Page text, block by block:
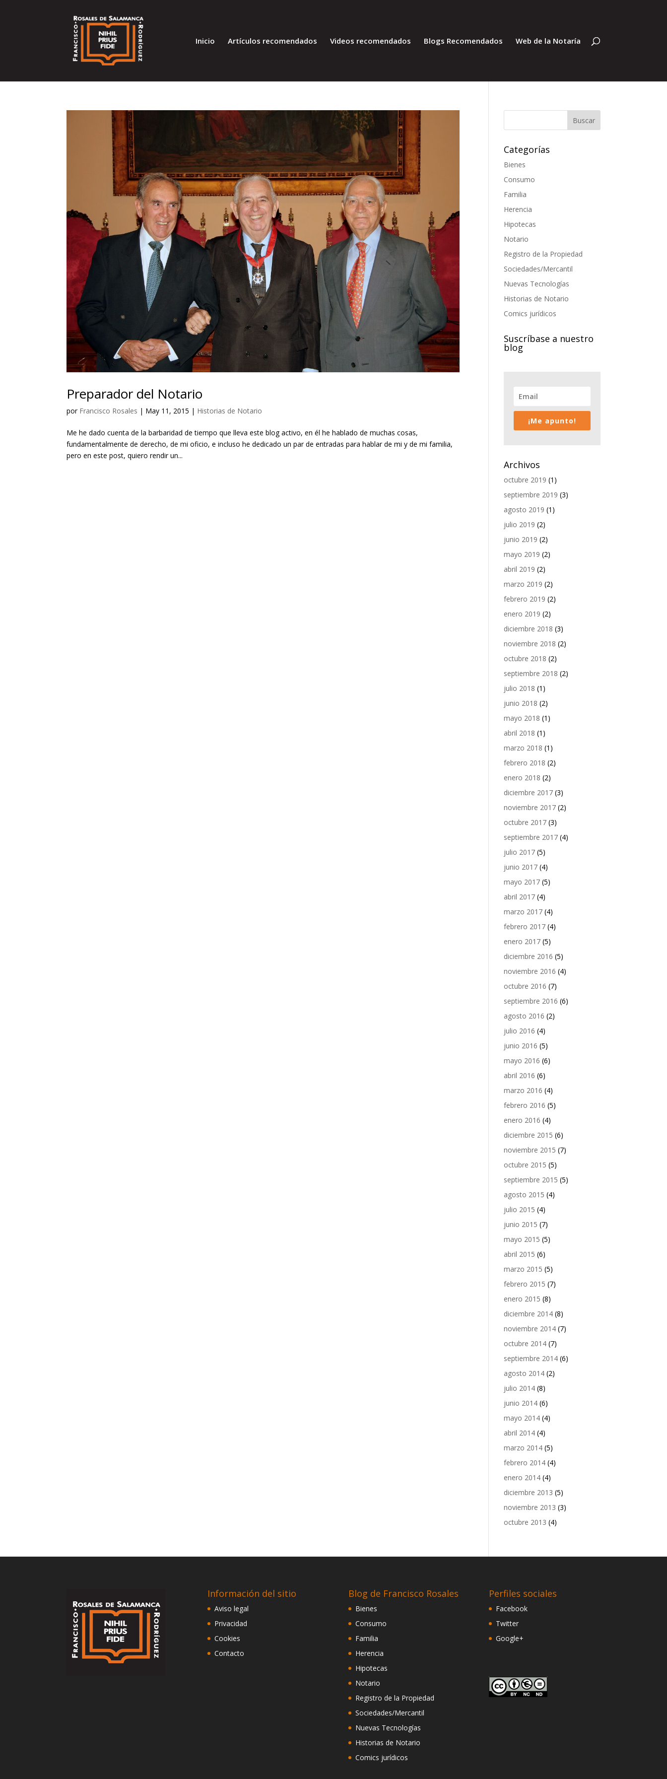
Inicio Artículos recomendados Videos recomendados Blogs Recomendados Web de la Notaría
Preparador del Notario
por Francisco Rosales | May 11, 2015 | Historias de Notario
Me he dado cuenta de la barbaridad de tiempo que lleva este blog activo, en él he hablado de muchas cosas,
fundamentalmente de derecho, de mi oficio, e incluso he dedicado un par de entradas para hablar de mi y de mi familia,
pero en este post, quiero rendir un...
Categorías
Bienes
Consumo
Familia
Herencia
Hipotecas
Notario
Registro de la Propiedad
Sociedades/Mercantil
Nuevas Tecnologías
Historias de Notario
Comics jurídicos
Suscríbase a nuestro
blog
¡Me apunto!
Archivos
octubre 2019 (1)
septiembre 2019 (3)
agosto 2019 (1)
julio 2019 (2)
junio 2019 (2)
mayo 2019 (2)
abril 2019 (2)
marzo 2019 (2)
febrero 2019 (2)
enero 2019 (2)
diciembre 2018 (3)
noviembre 2018 (2)
octubre 2018 (2)
septiembre 2018 (2)
julio 2018 (1)
junio 2018 (2)
mayo 2018 (1)
abril 2018 (1)
marzo 2018 (1)
febrero 2018 (2)
enero 2018 (2)
diciembre 2017 (3)
noviembre 2017 (2)
octubre 2017 (3)
septiembre 2017 (4)
julio 2017 (5)
junio 2017 (4)
mayo 2017 (5)
abril 2017 (4)
marzo 2017 (4)
febrero 2017 (4)
enero 2017 (5)
diciembre 2016 (5)
noviembre 2016 (4)
octubre 2016 (7)
septiembre 2016 (6)
agosto 2016 (2)
julio 2016 (4)
junio 2016 (5)
mayo 2016 (6)
abril 2016 (6)
marzo 2016 (4)
febrero 2016 (5)
enero 2016 (4)
diciembre 2015 (6)
noviembre 2015 (7)
octubre 2015 (5)
septiembre 2015 (5)
agosto 2015 (4)
julio 2015 (4)
junio 2015 (7)
mayo 2015 (5)
abril 2015 (6)
marzo 2015 (5)
febrero 2015 (7)
enero 2015 (8)
diciembre 2014 (8)
noviembre 2014 (7)
octubre 2014 (7)
septiembre 2014 (6)
agosto 2014 (2)
julio 2014 (8)
junio 2014 (6)
mayo 2014 (4)
abril 2014 (4)
marzo 2014 (5)
febrero 2014 (4)
enero 2014 (4)
diciembre 2013 (5)
noviembre 2013 (3)
octubre 2013 (4)
Información del sitio
Aviso legal
Privacidad
Cookies
Contacto
Blog de Francisco Rosales
Bienes
Consumo
Familia
Herencia
Hipotecas
Notario
Registro de la Propiedad
Sociedades/Mercantil
Nuevas Tecnologías
Historias de Notario
Comics jurídicos
Perfiles sociales
Facebook
Twitter
Google+